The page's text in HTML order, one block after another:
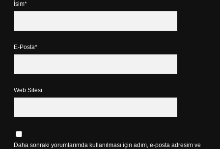
İsim*
E-Posta*
Web Sitesi
Daha sonraki yorumlarımda kullanılması için adım, e-posta adresim ve